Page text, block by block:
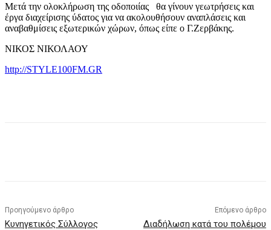
Μετά την ολοκλήρωση της οδοποιίας θα γίνουν γεωτρήσεις και
έργα διαχείρισης ύδατος για να ακολουθήσουν αναπλάσεις και
αναβαθμίσεις εξωτερικών χώρων, όπως είπε ο Γ.Ζερβάκης.
ΝΙΚΟΣ ΝΙΚΟΛΑΟΥ
http://STYLE100FM.GR
Προηγούμενο άρθρο
Κυνηγετικός Σύλλογος
Επόμενο άρθρο
Διαδήλωση κατά του πολέμου